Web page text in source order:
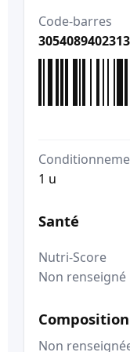
Code-barres
3054089402313
1 u
Santé
Nutri-Score
Non renseigné
Composition
Non